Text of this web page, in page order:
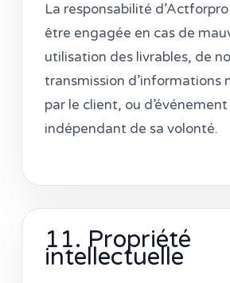
La responsabilité
être engagée en cas de
utilisation des livrables, de
transmission d’informations
par le client, ou
indépendant de sa volonté.
11. Propriété
intellectuelle